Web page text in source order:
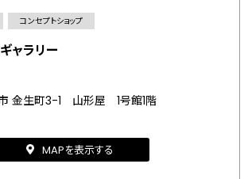
コンセプトショップ
ャラリー
金生町3-1 山形屋 1号館1階
MAPを表示する